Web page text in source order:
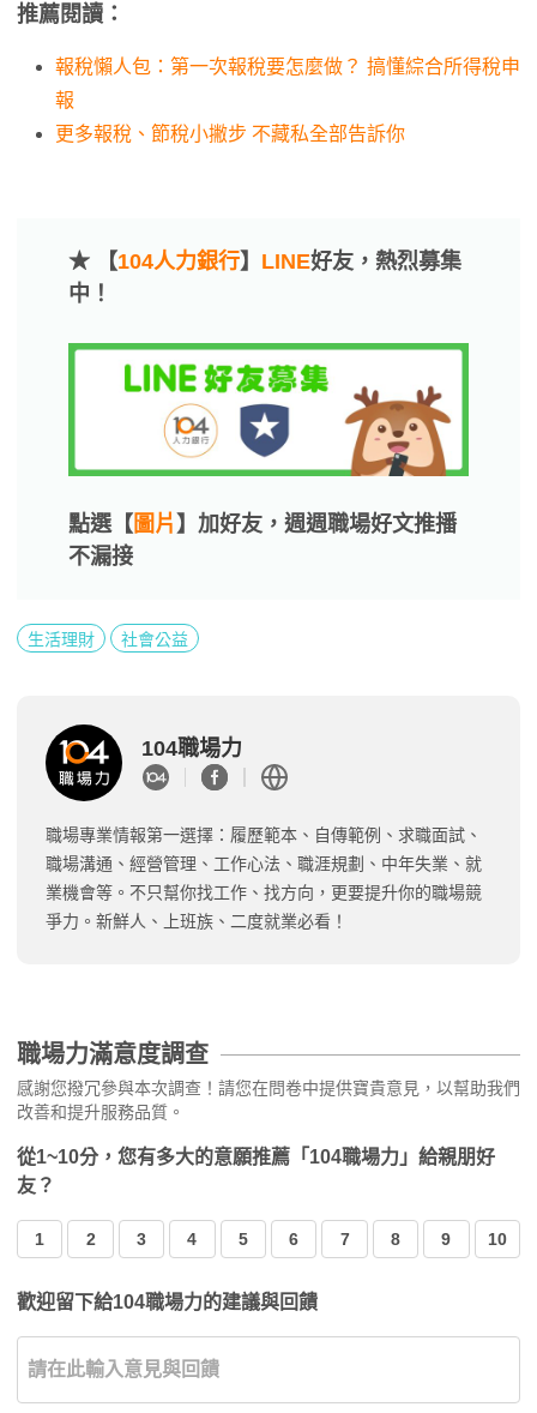
推薦閱讀：
報稅懶人包：第一次報稅要怎麼做？ 搞懂綜合所得稅申
報
更多報稅、節稅小撇步 不藏私全部告訴你
★ 【104人力銀行】 LINE好友，熱烈募集
中！
點選【 圖片 】加好友，週週職場好文推播
不漏接
生活理財 社會公益
104職場力
職場專業情報第一選擇：履歷範本、自傳範例、求職面試、
職場溝通、經營管理、工作心法、職涯規劃、中年失業、就
業機會等。不只幫你找工作、找方向，更要提升你的職場競
爭力。新鮮人、上班族、二度就業必看！
職場力滿意度調查
感謝您撥冗參與本次調查！請您在問卷中提供寶貴意見，以幫助我們
改善和提升服務品質。
從1~10分，您有多大的意願推薦「104職場力」給親朋好
友？
1 2 3 4 5 6 7 8 9 10
歡迎留下給104職場力的建議與回饋